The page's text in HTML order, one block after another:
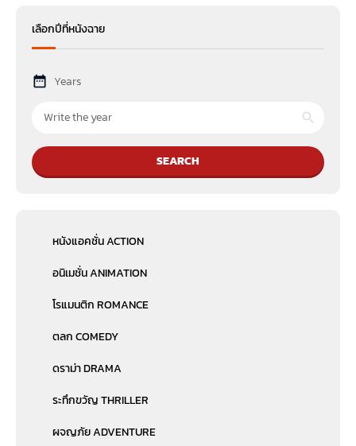
เลือกปีที่หนังฉาย
Years
SEARCH
หนังแอคชั่น ACTION
อนิเมชั่น ANIMATION
โรแมนติก ROMANCE
ตลก COMEDY
ดราม่า DRAMA
ระทึกขวัญ THRILLER
ผจญภัย ADVENTURE